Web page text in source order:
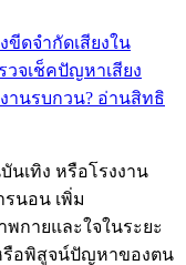
ขีดจำกัดเสียงใน
วจเช็คปัญหาเสียง
านรบกวน? อ่านสิทธิ
นเทิง หรือโรงงาน
นอน เพิ่ม
กายและใจในระยะ
รือพิสูจน์ปัญหาของตน